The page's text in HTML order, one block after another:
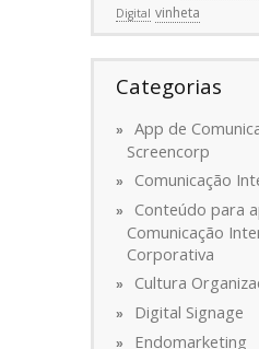
Digital vinheta
Categorias
App de
Screencorp
Comunicação
Conteúdo para
Comunicação
Corporativa
Cultura
Digital Signage
Endomarketing